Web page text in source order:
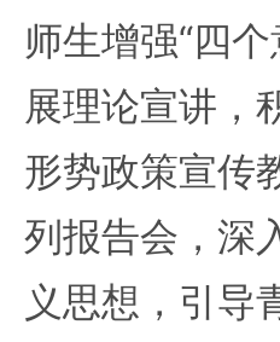
师生增强“四
展理论宣讲，
形势政策宣传
列报告会，深
义思想，引导